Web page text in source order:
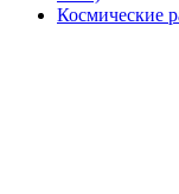
Космические